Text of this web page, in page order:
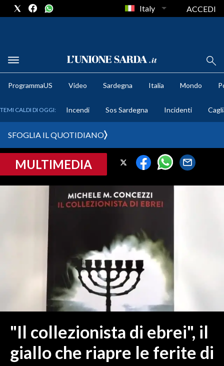
METEO
CRONACA SARDEGNA
PROVINCIA DI CAGLIARI
ORISTANO E PROVINCIA
SASSARI E PROVINCIA
NUORO E PROVINCIA
ITALIA
Italy ACCEDI
ProgrammaUS Video Sardegna Italia Mondo
TEMI CALDI DI OGGI: Incendi Sos Sardegna Incidenti
SFOGLIA IL QUOTIDIANO
MULTIMEDIA
"Il collezionista di ebrei", il
giallo che riapre le ferite di